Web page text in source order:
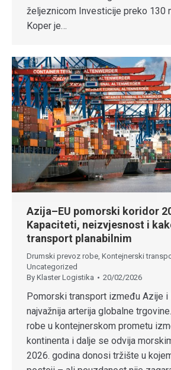
željeznicom Investicije preko 130
Koper je…
Azija–EU pomorski koridor
Kapaciteti, neizvjesnost i
transport planabilnim
Drumski prevoz robe, Kontejnerski
Uncategorized
By Klaster Logistika 20/02/2026
Pomorski transport između Azije i
najvažnija arterija globalne
robe u kontejnerskom prometu
kontinenta i dalje se odvija
2026. godina donosi tržište u